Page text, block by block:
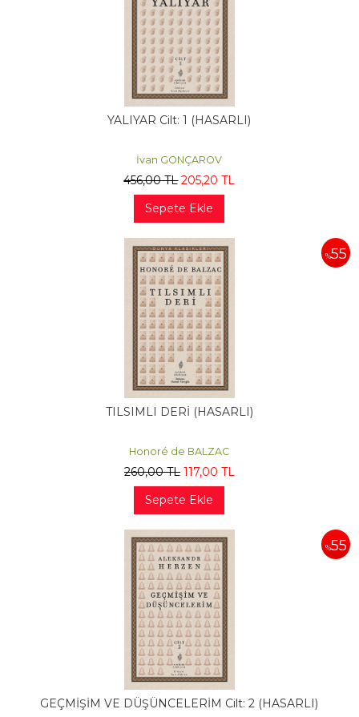
YALIYAR Cilt: 1 (HASARLI)
İvan GONÇAROV
456,00TL 205,20 TL
Sepete Ekle
%55
TILSIMLI DERİ (HASARLI)
Honoré de BALZAC
260,00TL 117,00 TL
Sepete Ekle
%55
GEÇMİŞİM VE DÜŞÜNCELERİM Cilt: 2 (HASARLI)